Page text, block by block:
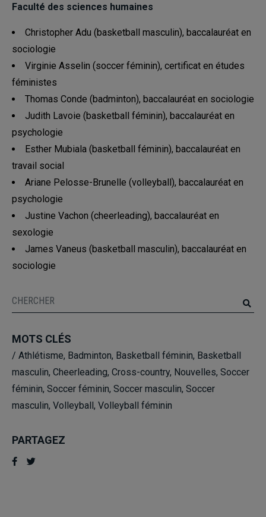
Faculté des sciences humaines
Christopher Adu (basketball masculin), baccalauréat en
sociologie
Virginie Asselin (soccer féminin), certificat en études
féministes
Thomas Conde (badminton), baccalauréat en sociologie
Judith Lavoie (basketball féminin), baccalauréat en
psychologie
Esther Mubiala (basketball féminin), baccalauréat en
travail social
Ariane Pelosse-Brunelle (volleyball), baccalauréat en
psychologie
Justine Vachon (cheerleading), baccalauréat en
sexologie
James Vaneus (basketball masculin), baccalauréat en
sociologie
MOTS CLÉS
/ Athlétisme, Badminton, Basketball féminin, Basketball
masculin, Cheerleading, Cross-country, Nouvelles, Soccer
féminin, Soccer féminin, Soccer masculin, Soccer
masculin, Volleyball, Volleyball féminin
PARTAGEZ